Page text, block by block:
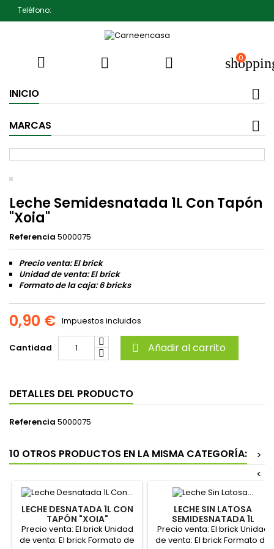
Teléfono:
   0
INICIO
MARCAS
Leche Semidesnatada 1L Con Tapón
"Xoia"
Referencia 5000075
Precio venta: El brick
Unidad de venta: El brick
Formato de la caja: 6 bricks
0,90 € Impuestos incluidos
Cantidad  Añadir al carrito
DETALLES DEL PRODUCTO
Referencia 5000075
10 OTROS PRODUCTOS EN LA MISMA CATEGORÍA:
>
<
LECHE DESNATADA 1L CON
TAPÓN "XOIA"
Precio venta: El brick Unidad
de venta: El brick Formato de
LECHE SIN LATOSA
SEMIDESNATADA 1L
"CLESA-BIENATUR"
Precio venta: El brick Unidad
de venta: El brick Formato de